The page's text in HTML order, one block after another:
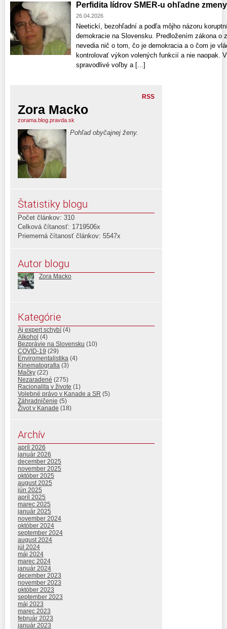
Perfidita lídrov SMER-u ohľadne
26.04.2026
Neetickí, bezohľadní a podľa môjho názoru
demokracie na Slovensku. Predložením zákona o
nevedia nič o tom, čo je demokracia a o čom je
kontrolovať výkon volených funkcií a nie naopak.
spravodlivé voľby a [...]
RSS
Zora Macko
zorama.blog.pravda.sk
Pohľad obyčajnej ženy.
Štatistiky blogu
Počet článkov: 310
Celková čítanosť: 1719506x
Priemerná čítanosť článkov: 5547x
Autor blogu
Zora Macko
Kategórie
Aj expert schybí (4)
Alkohol (4)
Bezprávie na Slovensku (10)
COVID-19 (29)
Enviromentalistika (4)
Kinematografia (3)
Mačky (22)
Nezaradené (275)
Racionalita v živote (1)
Volebné právo v Kanade a SR (5)
Záhradničenie (5)
Život v Kanade (18)
Archív
apríl 2026
január 2026
december 2025
november 2025
október 2025
august 2025
jún 2025
apríl 2025
marec 2025
január 2025
november 2024
október 2024
september 2024
august 2024
júl 2024
máj 2024
marec 2024
január 2024
december 2023
november 2023
október 2023
september 2023
máj 2023
marec 2023
február 2023
január 2023